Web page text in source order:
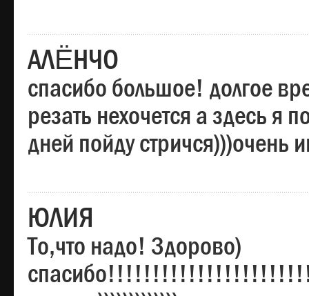
АЛЁНЧО
спасибо большое! долгое
резать нехочется а здесь я
дней пойду стричся)))очень
ЮЛИЯ
То,что надо! Здорово)